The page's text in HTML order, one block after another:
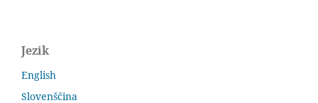
Jezik
English
Slovenščina